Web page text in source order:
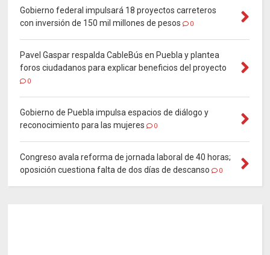
Gobierno federal impulsará 18 proyectos carreteros
con inversión de 150 mil millones de pesos
0
Pavel Gaspar respalda CableBús en Puebla y plantea
foros ciudadanos para explicar beneficios del proyecto
0
Gobierno de Puebla impulsa espacios de diálogo y
reconocimiento para las mujeres
0
Congreso avala reforma de jornada laboral de 40 horas;
oposición cuestiona falta de dos días de descanso
0